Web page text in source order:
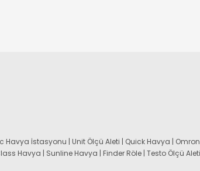
İstasyonu | Unit Ölçü Aleti | Quick Havya |
Havya | Sunline Havya | Finder Röle | Testo Ölçü